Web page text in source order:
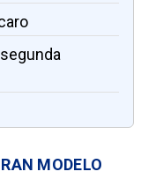
MODELO